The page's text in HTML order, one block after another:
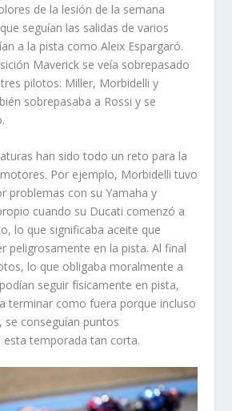
de la lesión de la semana
seguían las salidas de varios
a la pista como Aleix Espargaró.
Maverick se veía sobrepasado
pilotos: Miller, Morbidelli y
sobrepasaba a Rossi y se
han sido todo un reto para la
Por ejemplo, Morbidelli tuvo
problemas con su Yamaha y
cuando su Ducati comenzó a
lo que significaba aceite que
peligrosamente en la pista. Al final
lo que obligaba moralmente a
seguir físicamente en pista,
terminar como fuera porque incluso
conseguían puntos
temporada tan corta.